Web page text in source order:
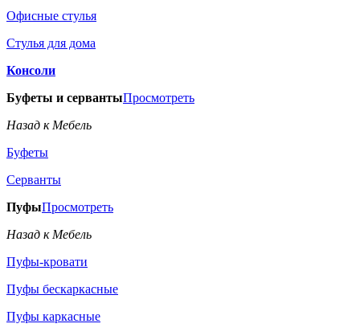
Офисные стулья
Стулья для дома
Консоли
Буфеты и сервантыПросмотреть
Назад к Мебель
Буфеты
Серванты
ПуфыПросмотреть
Назад к Мебель
Пуфы-кровати
Пуфы бескаркасные
Пуфы каркасные